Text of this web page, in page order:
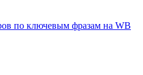
по ключевым фразам на WB